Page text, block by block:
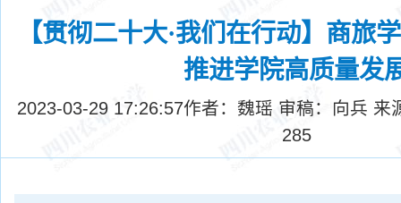
【贯彻二十大·我们在行动】商旅
推进学院高质量发
2023-03-29 17:26:57作者：魏瑶 审稿：向兵 来
285